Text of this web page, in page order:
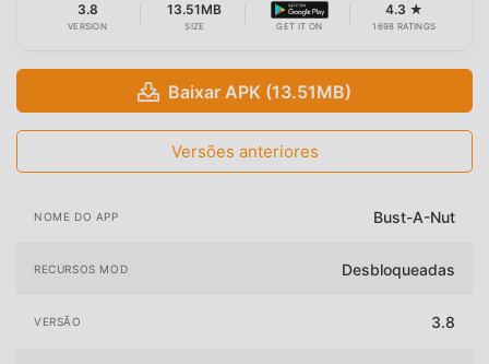
3.8
VERSION
13.51MB
SIZE GET IT ON
4.3 ★
1698 RATINGS
Baixar APK (13.51MB)
Versões anteriores
NOME DO APP Bust-A-Nut
RECURSOS MOD Desbloqueadas
VERSÃO 3.8